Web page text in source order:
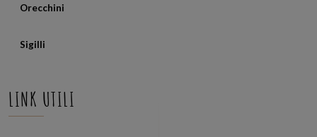
Orecchini
Sigilli
LINK UTILI